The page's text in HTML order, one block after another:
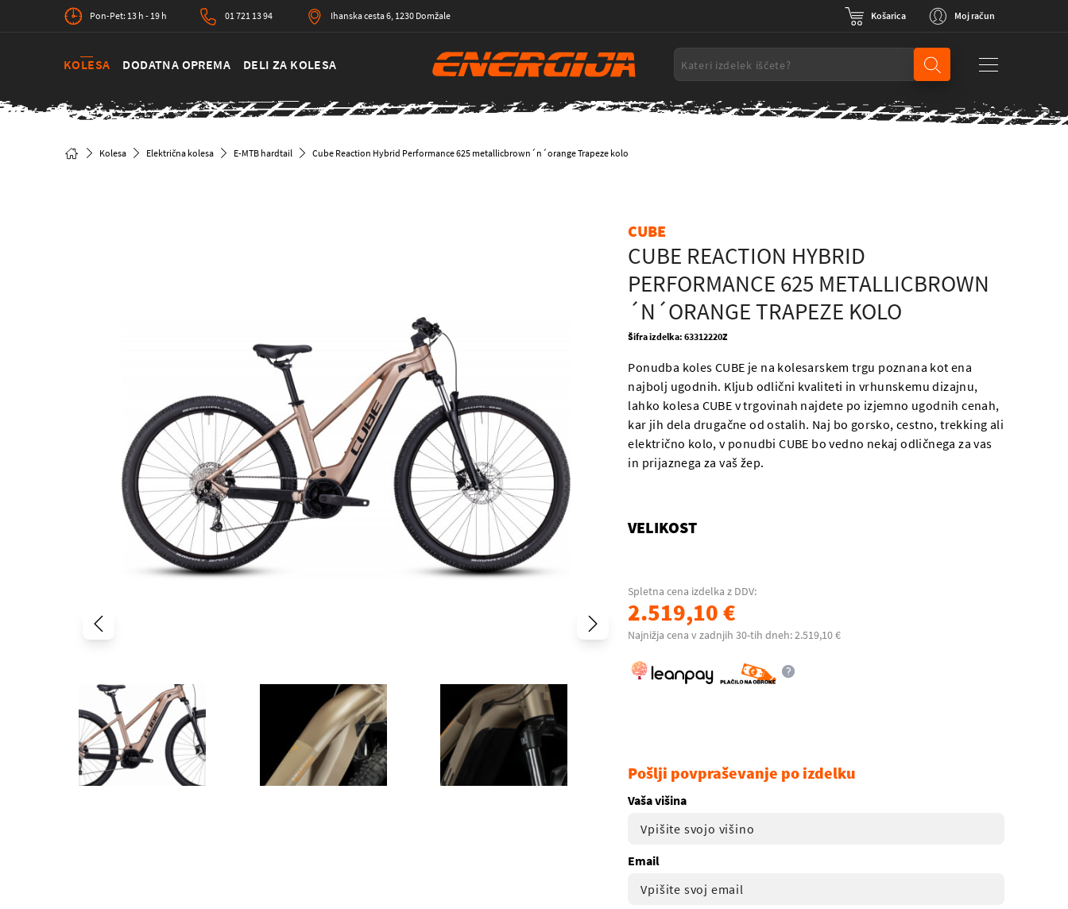
Pon-Pet: 13 h - 19 h 01 721 13 94 Ihanska cesta 6, 1230 Domžale Košarica Moj račun
KOLESA DODATNA OPREMA DELI ZA KOLESA
Kolesa Električna kolesa E-MTB hardtail Cube Reaction Hybrid Performance 625 metallicbrown´n´orange Trapeze kolo
CUBE
CUBE REACTION HYBRID
PERFORMANCE 625 METALLICBROWN
´N´ORANGE TRAPEZE KOLO
Šifra izdelka: 63312220Z
Ponudba koles CUBE je na kolesarskem trgu poznana kot ena
najbolj ugodnih. Kljub odlični kvaliteti in vrhunskemu dizajnu,
lahko kolesa CUBE v trgovinah najdete po izjemno ugodnih cenah,
kar jih dela drugačne od ostalih. Naj bo gorsko, cestno, trekking ali
električno kolo, v ponudbi CUBE bo vedno nekaj odličnega za vas
in prijaznega za vaš žep.
VELIKOST
Spletna cena izdelka z DDV:
2.519,10 €
Najnižja cena v zadnjih 30-tih dneh: 2.519,10 €
Pošlji povpraševanje po izdelku
Vaša višina
Email